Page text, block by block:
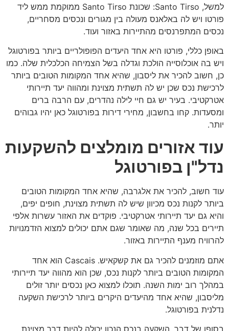
למשל, Santo Tirso: שכונת Santo Tirso ממוקמת ממש ליד
פורטו ויש לה באלאנס מעולה בין מגורים ונכסים מסחריים,
נכסים המתפרנסים מהתיירות באזור ועוד.
באופן כללי, פורטו היא אחד היעדים הפופולריים ביותר בפורטוגל
ויש בה אוכלוסייה הולכת וגדלה בשל הצמיחה הכלכלית שלה. כמו
כן, חשוב להכיר את ליסבון, שהיא אחד המקומות הטובים ביותר
לרכישת נכס שכן יש לה תשתית מצוינת ומהווה יעד תיירותי
אטרקטיבי. בעיר יש גם חיי לילה נהדרים, עם הרבה ברים
ומסעדות. קחו בחשבון, מחירי דירות בפורטוגל כאן יהיו גבוהים
יותר.
עוד אזורים מומלצים להשקעות
נדל"ן בפורטוגל
עוד חשוב, להכיר את אלגרבה, שהיא אחד המקומות הטובים
ביותר לקנות נכס מכיוון שיש לה תשתית מצוינת, חופים יפים,
והיא גם יעד תיירותי אטרקטיבי. פוקדים את האזור עשרות אלפי
תיירים בכל שנה, מה שאומר שגם אתם יכולים למצוא הזדמנויות
להרוויח מענף התיירות באזור.
אתם מוזמנים להכיר גם את קשקאיש. Cascais הוא אחד
המקומות הטובים ביותר לקנות נכס, שכן הוא מהווה יעד תיירותי
במהלך רוב ימות השנה. תוכלו למצוא כאן נכסים יותר זולים
מליסבון, שהיא אחד מהיעדים היקרים ביותר לרכישת השקעה
נדלנית בפורטוגל.